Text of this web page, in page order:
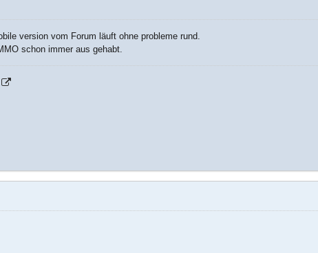
version vom Forum läuft ohne probleme rund.
schon immer aus gehabt.